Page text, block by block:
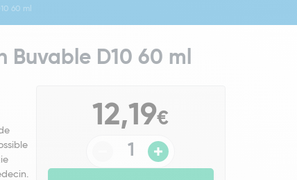
60 ml
Buvable D10 60 ml
12,19€